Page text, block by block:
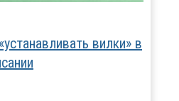
вилки» в